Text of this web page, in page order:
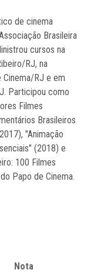
de cinema
Brasileira
cursos na
RJ, na
Cinema/RJ e em
Participou como
Filmes
Brasileiros
"Animação
(2018) e
100 Filmes
Papo de Cinema.
Nota